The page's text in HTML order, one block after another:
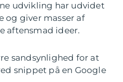
udvikling har udvidet
og giver masser af
aftensmad ideer.
sandsynlighed for at
snippet på en Google